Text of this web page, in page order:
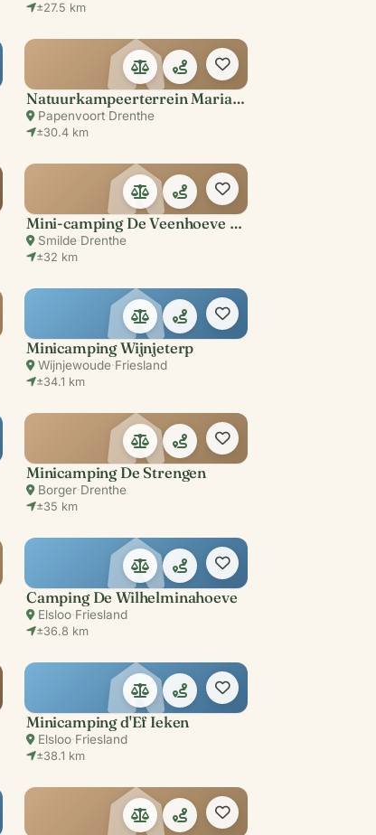
±27.5 km
Natuurkampeerterrein Mariahoeve
Papenvoort·Drenthe
±30.4 km
Mini-camping De Veenhoeve (alleen tijdens TT-evenementen)
Smilde·Drenthe
±32 km
Minicamping Wijnjeterp
Wijnjewoude·Friesland
±34.1 km
Minicamping De Strengen
Borger·Drenthe
±35 km
Camping De Wilhelminahoeve
Elsloo·Friesland
±36.8 km
Minicamping d'Ef Ieken
Elsloo·Friesland
±38.1 km